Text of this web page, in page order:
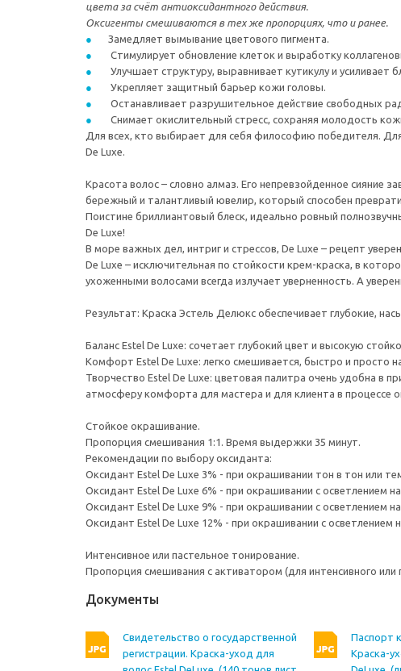
цвета за счёт антиоксидантного действия.
Оксигенты смешиваются в тех же пропорциях, что и ранее.
Замедляет вымывание цветового пигмента.
Стимулирует обновление клеток и выработку
Улучшает структуру, выравнивает кутикулу и усиливает
Укрепляет защитный барьер кожи головы.
Останавливает разрушительное действие свободных
Снимает окислительный стресс, сохраняя молодость
Для всех, кто выбирает для себя философию победителя.
De Luxe.
Красота волос – словно алмаз. Его непревзойденное
бережный и талантливый ювелир, который способен
Поистине бриллиантовый блеск, идеально ровный
De Luxe!
В море важных дел, интриг и стрессов, De Luxe – рецепт
De Luxe – исключительная по стойкости крем-краска, в
ухоженными волосами всегда излучает уверненность. А
Результат: Краска Эстель Делюкс обеспечивает глубокие,
Баланс Estel De Luxe: сочетает глубокий цвет и высокую
Комфорт Estel De Luxe: легко смешивается, быстро и просто
Творчество Estel De Luxe: цветовая палитра очень удобна в
атмосферу комфорта для мастера и для клиента в процессе
Стойкое окрашивание.
Пропорция смешивания 1:1. Время выдержки 35 минут.
Рекомендации по выбору оксиданта:
Оксидант Estel De Luxe 3% - при окрашивании тон в тон или
Оксидант Estel De Luxe 6% - при окрашивании с осветлением
Оксидант Estel De Luxe 9% - при окрашивании с осветлением
Оксидант Estel De Luxe 12% - при окрашивании с осветлением
Интенсивное или пастельное тонирование.
Пропорция смешивания с активатором (для интенсивного
Документы
Свидетельство о государственной
регистрации. Краска-уход для
Паспорт
Краска-